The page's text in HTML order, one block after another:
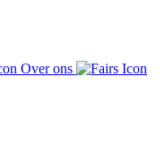
Over ons